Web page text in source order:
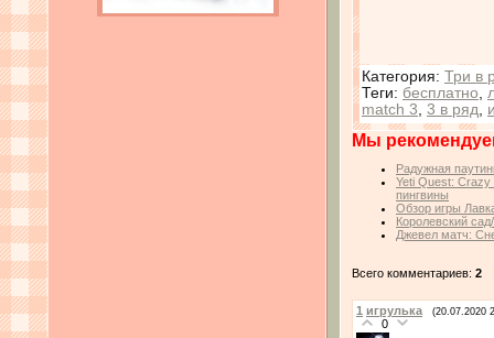
Категория: Три в
Теги: бесплатно
match 3 3 в ряд
Мы
Радужная
Yeti Quest:
пингвины
Обзор игры
Королевский
Джевел матч:
Всего комментариев: 2
1 игрулька (20.07.2020
0